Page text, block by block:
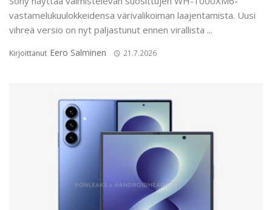
vastamelukuulokkeidensa värivalikoiman laajentamista. Uusi
vihreä versio on nyt paljastunut ennen virallista ...
Kirjoittanut Eero Salminen 21.7.2026